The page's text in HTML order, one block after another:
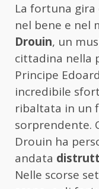
La fortuna
nel bene e nel
Drouin, un
cittadina nella
Principe
incredibile
ribaltata in un
sorprendente.
Drouin ha
andata
Nelle scorse